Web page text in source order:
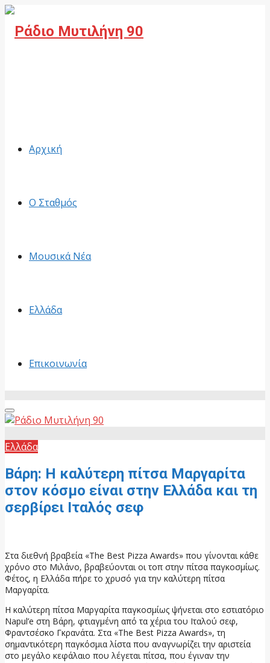
Αρχική
Ο Σταθμός
Μουσικά Νέα
Ελλάδα
Επικοινωνία
Primary
Menu
Ελλάδα
Βάρη: Η καλύτερη πίτσα Μαργαρίτα
στον κόσμο είναι στην Ελλάδα και τη
σερβίρει Ιταλός σεφ
Στα διεθνή βραβεία «The Best Pizza Awards» που γίνονται κάθε
χρόνο στο Μιλάνο, βραβεύονται οι τοπ στην πίτσα παγκοσμίως.
Φέτος, η Ελλάδα πήρε το χρυσό για την καλύτερη πίτσα
Μαργαρίτα.
Η καλύτερη πίτσα Μαργαρίτα παγκοσμίως ψήνεται στο εστιατόριο
Napul’e στη Βάρη, φτιαγμένη από τα χέρια του Ιταλού σεφ,
Φραντσέσκο Γκρανάτα. Στα «The Best Pizza Awards», τη
σημαντικότερη παγκόσμια λίστα που αναγνωρίζει την αριστεία
στο μεγάλο κεφάλαιο που λέγεται πίτσα, που έγιναν την